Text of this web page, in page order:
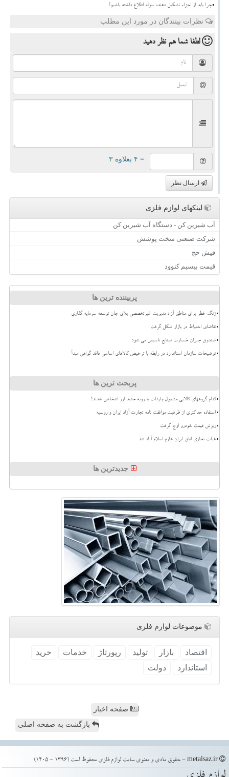
چرا باید از اجزاء تشکیل دهنده سوله اطلاع داشته باشیم؟
نظرات بینندگان در مورد این مطلب
لطفا شما همنظر دهید
= ۴ بعلاوه ۳
ارسال نظر
لینکهای لوازم فلزی
آب شیرین کن - دستگاه آب شیرین کن
شرکت صنعتی سخت پوشش
فیش حج
قیمت بیسیم کنوود
پربیننده ترین ها
زنگ خطر برای مناطق آزاد مدیریت غیرتخصصی بلای جان توسعه سرمایه گذاری
تقاضای احتیاط در بازار شکل گرفت
صندوق جبران خسارت صنایع تاسیس می شود
توضیحات سازمان استاندارد در رابطه با ترخیص کالاهای اساسی فاقد گواهی مبدأ
پربحث ترین ها
کدام گروههای کالایی مشمول واردات با رویه جدید ارز اشخاص شدند؟
استفاده حداکثری از ظرفیت موافقت نامه تجارت آزاد ایران و روسیه
ریزش قیمت خودرو اوج گرفت
هیات تجاری اتاق ایران عازم اسلام آباد شد
جدیدترین ها
موضوعات لوازم فلزی
اقتصاد بازار تولید رپورتاژ خدمات
خرید
استاندارد
دولت
صفحه اخبار
بازگشت به صفحه اصلی